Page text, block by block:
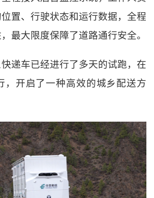
置、行驶状态和运行数据，全程
最大限度保障了道路通行安全。
递车已经进行了多天的试跑，在
，开启了一种高效的城乡配送方